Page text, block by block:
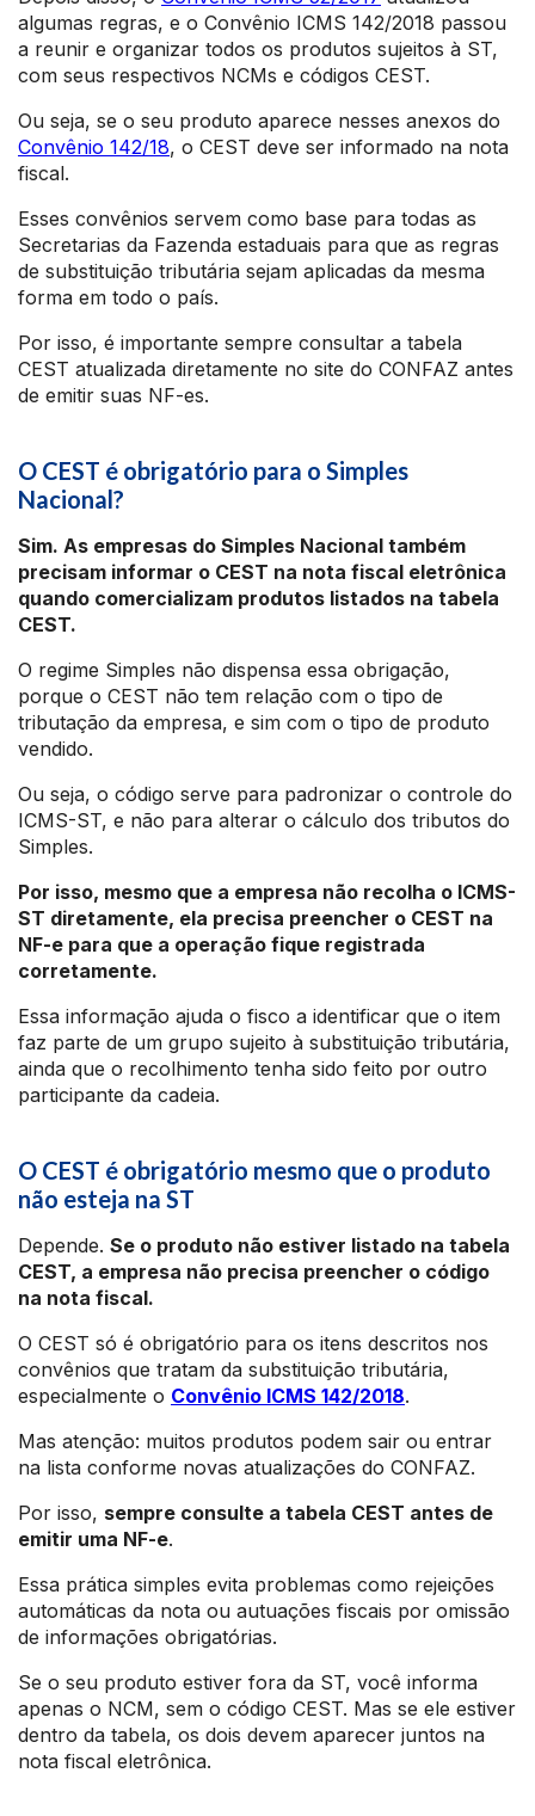
algumas regras, e o Convênio ICMS 142/2018 passou
a reunir e organizar todos os produtos sujeitos à ST,
com seus respectivos NCMs e códigos CEST.
Ou seja, se o seu produto aparece nesses anexos do
Convênio 142/18, o CEST deve ser informado na nota
fiscal.
Esses convênios servem como base para todas as
Secretarias da Fazenda estaduais para que as regras
de substituição tributária sejam aplicadas da mesma
forma em todo o país.
Por isso, é importante sempre consultar a tabela
CEST atualizada diretamente no site do CONFAZ antes
de emitir suas NF-es.
O CEST é obrigatório para o Simples
Nacional?
Sim. As empresas do Simples Nacional também
precisam informar o CEST na nota fiscal eletrônica
quando comercializam produtos listados na tabela
CEST.
O regime Simples não dispensa essa obrigação,
porque o CEST não tem relação com o tipo de
tributação da empresa, e sim com o tipo de produto
vendido.
Ou seja, o código serve para padronizar o controle do
ICMS-ST, e não para alterar o cálculo dos tributos do
Simples.
Por isso, mesmo que a empresa não recolha o ICMS-
ST diretamente, ela precisa preencher o CEST na
NF-e para que a operação fique registrada
corretamente.
Essa informação ajuda o fisco a identificar que o item
faz parte de um grupo sujeito à substituição tributária,
ainda que o recolhimento tenha sido feito por outro
participante da cadeia.
O CEST é obrigatório mesmo que o produto
não esteja na ST
Depende. Se o produto não estiver listado na tabela
CEST, a empresa não precisa preencher o código
na nota fiscal.
O CEST só é obrigatório para os itens descritos nos
convênios que tratam da substituição tributária,
especialmente o Convênio ICMS 142/2018.
Mas atenção: muitos produtos podem sair ou entrar
na lista conforme novas atualizações do CONFAZ.
Por isso, sempre consulte a tabela CEST antes de
emitir uma NF-e.
Essa prática simples evita problemas como rejeições
automáticas da nota ou autuações fiscais por omissão
de informações obrigatórias.
Se o seu produto estiver fora da ST, você informa
apenas o NCM, sem o código CEST. Mas se ele estiver
dentro da tabela, os dois devem aparecer juntos na
nota fiscal eletrônica.